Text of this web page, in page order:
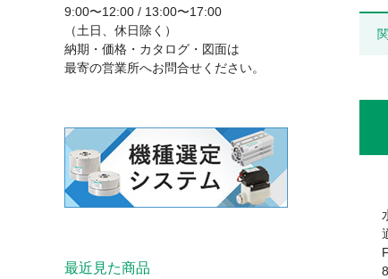
9:00〜12:00 / 13:00〜17:00
（土日、休日除く）
納期・価格・カタログ・図面は
最寄の営業所へお問合せください。
最近見た商品